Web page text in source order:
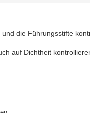
die Führungsstifte
auf Dichtheit